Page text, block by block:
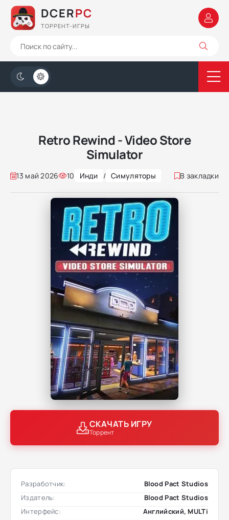
DCERPC
ТОРРЕНТ-ИГРЫ
Retro Rewind - Video Store
Simulator
13 май 2026 10 Инди / Симуляторы В закладки
СКАЧАТЬ ИГРУ
Торрент
Разработчик:
Blood Pact Studios
Издатель:
Blood Pact Studios
Интерфейс:
Английский, MULTi